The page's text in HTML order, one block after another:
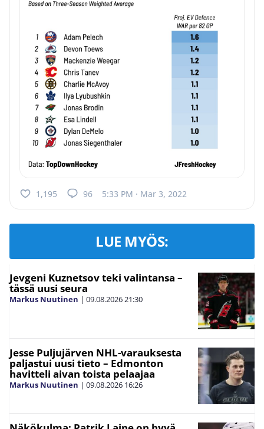
1,195 96 5:33 PM · Mar 3, 2022
LUE MYÖS:
Jevgeni Kuznetsov teki valintansa –
tässä uusi seura
Markus Nuutinen | 09.08.202621:30
Jesse Puljujärven NHL-varauksesta
paljastui uusi tieto – Edmonton
havitteli aivan toista pelaajaa
Markus Nuutinen | 09.08.2026 16:26